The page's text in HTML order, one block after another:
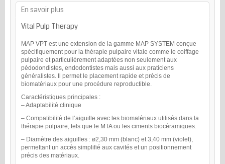
En savoir plus
Vital Pulp Therapy
MAP VPT est une extension de la gamme MAP SYSTEM conçue
spécifiquement pour la thérapie pulpaire vitale comme le coiffage
pulpaire et particulièrement adaptées non seulement aux
pédodondistes, endodontistes mais aussi aux praticiens
généralistes. Il permet le placement rapide et précis de
biomatériaux pour une procédure reproductible.
Caractéristiques principales :
– Adaptabilité clinique
– Compatibilité de l’aiguille avec les biomatériaux utilisés dans la
thérapie pulpaire, tels que le MTA ou les ciments biocéramiques.
– Diamètre des aiguilles : ø2,30 mm (blanc) et 3,40 mm (violet),
permettant un accès simplifié aux cavités et un positionnement
précis des matériaux.